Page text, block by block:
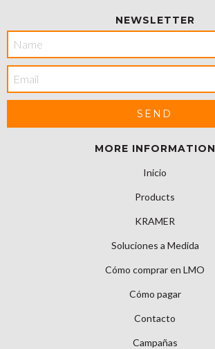
NEWSLETTER
MORE INFORMATION
Inicio
Products
KRAMER
Soluciones a Medida
Cómo comprar en LMO
Cómo pagar
Contacto
Campañas